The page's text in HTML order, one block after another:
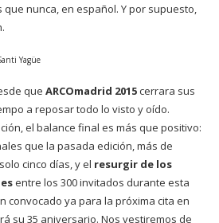
nunca, en español. Y por supuesto,
Yagüe
que ARCOmadrid 2015cerrara sus
a reposar todo lo visto y oído.
el balance final es más que positivo:
que la pasada edición, más de
cinco días, y el resurgir de los
entre los 300 invitados durante esta
convocado ya para la próxima cita en
su 35 aniversario. Nos vestiremos de